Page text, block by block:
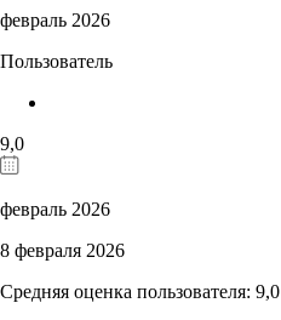
февраль 2026
Пользователь
9,0
февраль 2026
8 февраля 2026
Средняя оценка пользователя: 9,0